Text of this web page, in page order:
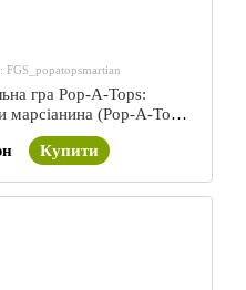
FGS_popatopsmartian
гра Pop-A-Tops:
марсіанина (Pop-A-Tops:
A-Martian)
Купити